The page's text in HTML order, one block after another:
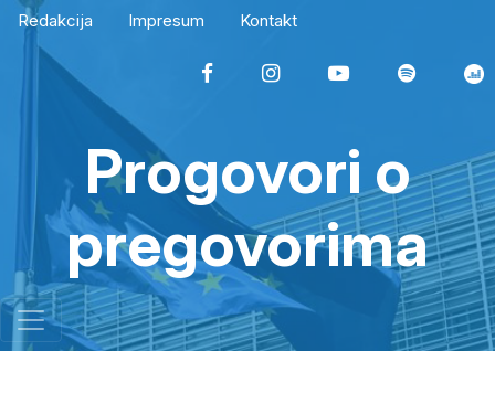
Redakcija Impresum Kontakt
Progovori o
pregovorima